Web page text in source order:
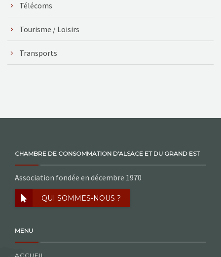
Télécoms
Tourisme / Loisirs
Transports
CHAMBRE DE CONSOMMATION D'ALSACE ET DU GRAND EST
Association fondée en décembre 1970
QUI SOMMES-NOUS ?
MENU
ACCUEIL